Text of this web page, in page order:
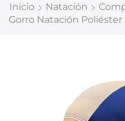
Inicio Natación
Gorro Natación